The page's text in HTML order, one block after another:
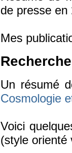
de presse en
Mes
Recherche
Un résumé
Cosmologie
Voici
(style orienté